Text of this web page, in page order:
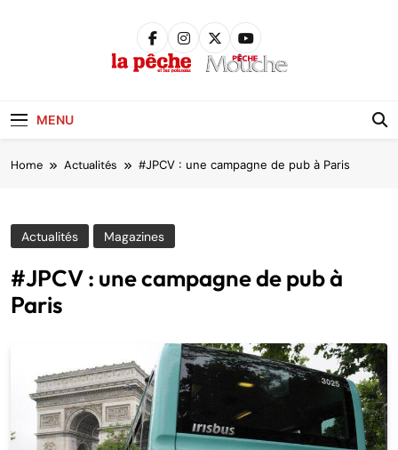
MENU
Home Actualités #JPCV : une campagne de pub à Paris
Actualités Magazines
#JPCV : une campagne de pub à
Paris